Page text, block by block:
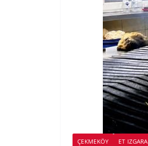
ÇEKMEKÖY ET IZGARA